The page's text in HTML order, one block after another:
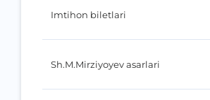
Imtihon biletlari
Sh.M.Mirziyoyev asarlari